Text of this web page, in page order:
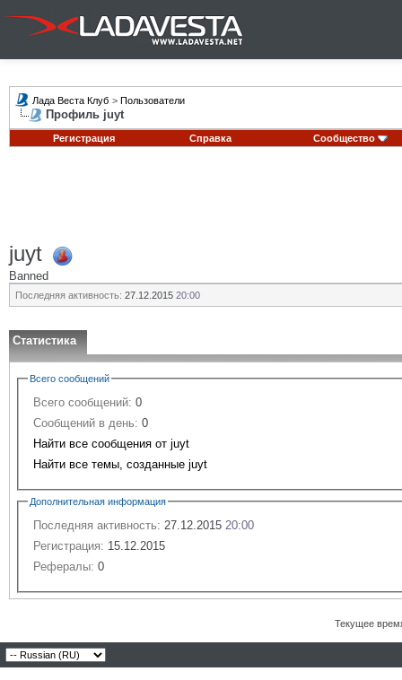
Лада Веста Клуб > Пользователи
Профиль juyt
Регистрация Справка Сообщество
juyt
Banned
Последняя активность: 27.12.2015 20:00
Статистика
Всего сообщений
Всего сообщений: 0
Сообщений в день: 0
Найти все сообщения от juyt
Найти все темы, созданные juyt
Дополнительная информация
Последняя активность: 27.12.2015 20:00
Регистрация: 15.12.2015
Рефералы: 0
Текущее